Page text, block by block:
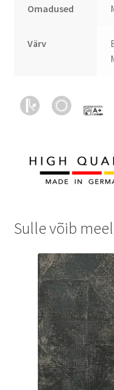
Omadused
Värv
Sulle võib